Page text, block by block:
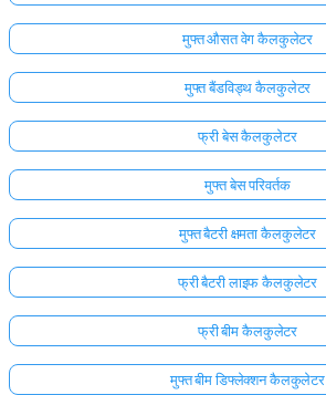
मुफ्त औसत वेग कैलकुलेटर
मुफ्त बैंडविड्थ कैलकुलेटर
फ्री बेस कैलकुलेटर
मुफ्त बेस परिवर्तक
मुफ्त बैटरी क्षमता कैलकुलेटर
फ्री बैटरी लाइफ कैलकुलेटर
फ्री बीम कैलकुलेटर
मुफ्त बीम डिफ्लेक्शन कैलकुलेटर